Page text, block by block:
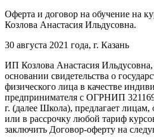
Оферта и договор на обучение на
Козлова Анастасия Ильдусовна.
30 августа 2021 года, г. Казань
ИП Козлова Анастасия
основании свидетельства о
физического лица в качестве
предпринимателя с ОГРНИП
г. (далее Школа), предлагает
или в рассрочку любой тариф
заключить Договор-оферту на